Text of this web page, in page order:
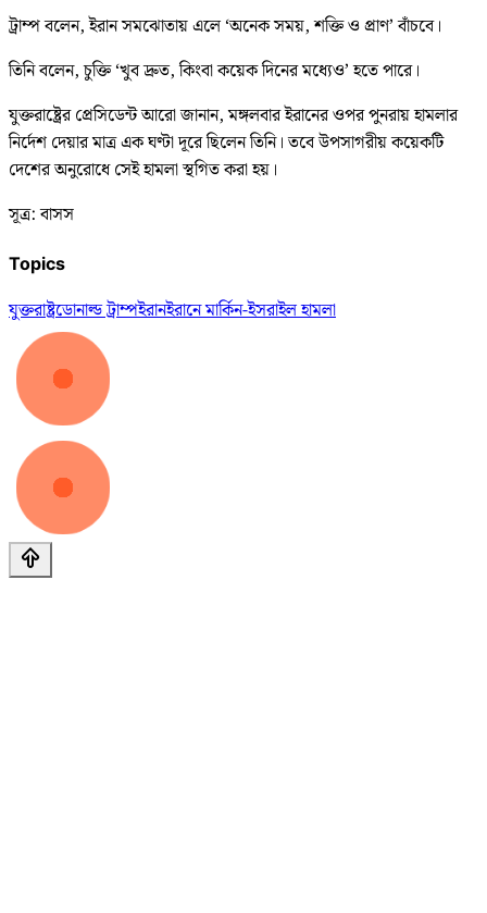
ট্রাম্প বলেন, ইরান সমঝোতায় এলে ‘অনেক সময়, শক্তি ও প্রাণ’ বাঁচবে।
তিনি বলেন, চুক্তি ‘খুব দ্রুত, কিংবা কয়েক দিনের মধ্যেও’ হতে পারে।
যুক্তরাষ্ট্রের প্রেসিডেন্ট আরো জানান, মঙ্গলবার ইরানের ওপর পুনরায় হামলার
নির্দেশ দেয়ার মাত্র এক ঘণ্টা দূরে ছিলেন তিনি। তবে উপসাগরীয় কয়েকটি
দেশের অনুরোধে সেই হামলা স্থগিত করা হয়।
সূত্র: বাসস
Topics
যুক্তরাষ্ট্রডোনাল্ড ট্রাম্পইরানইরানে মার্কিন-ইসরাইল হামলা